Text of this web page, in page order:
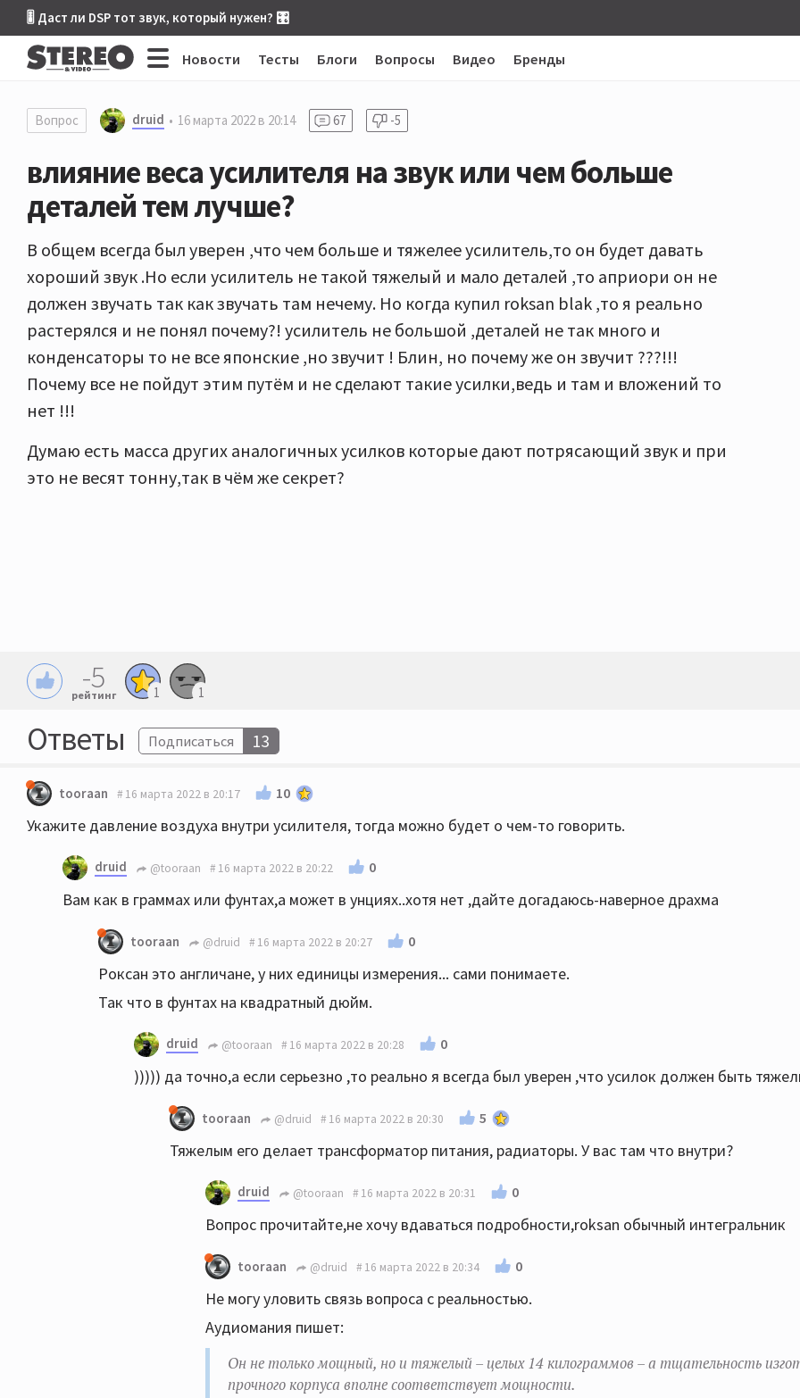
🎚 Даст ли DSP тот звук, который нужен? 🎛
Новости Тесты Блоги Вопросы Видео Бренды
Вопрос druid 16 марта 2022 в 20:14 67 -5
влияние веса усилителя на звук или чем больше
деталей тем лучше?
В общем всегда был уверен ,что чем больше и тяжелее усилитель,то он будет давать
хороший звук .Но если усилитель не такой тяжелый и мало деталей ,то априори он не
должен звучать так как звучать там нечему. Но когда купил roksan blak ,то я реально
растерялся и не понял почему?! усилитель не большой ,деталей не так много и
конденсаторы то не все японские ,но звучит ! Блин, но почему же он звучит ???!!!
Почему все не пойдут этим путём и не сделают такие усилки,ведь и там и вложений то
нет !!!
Думаю есть масса других аналогичных усилков которые дают потрясающий звук и при
это не весят тонну,так в чём же секрет?
-5
рейтинг 1 1
Ответы Подписаться 13
tooraan 16 марта 2022 в 20:17 10
Укажите давление воздуха внутри усилителя, тогда можно будет о чем-то говорить.
druid @tooraan 16 марта 2022 в 20:22 0
Вам как в граммах или фунтах,а может в унциях..хотя нет ,дайте догадаюсь-наверное драхма
tooraan @druid 16 марта 2022 в 20:27 0
Роксан это англичане, у них единицы измерения... сами понимаете.
Так что в фунтах на квадратный дюйм.
druid @tooraan 16 марта 2022 в 20:28 0
))))) да точно,а если серьезно ,то реально я всегда был уверен ,что усилок должен быть
tooraan @druid 16 марта 2022 в 20:30 5
Тяжелым его делает трансформатор питания, радиаторы. У вас там что внутри?
druid @tooraan 16 марта 2022 в 20:31 0
Вопрос прочитайте,не хочу вдаваться подробности,roksan обычный интегральник
tooraan @druid 16 марта 2022 в 20:34 0
Не могу уловить связь вопроса с реальностью.
Аудиомания пишет:
Он не только мощный, но и тяжелый – целых 14 килограммов – а тщательность
прочного корпуса вполне соответствует мощности.